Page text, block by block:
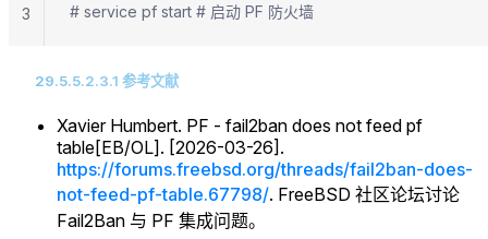
# service pf start # 启动 PF 防火墙
3
29.5.5.2.3.1 参考文献
Xavier Humbert. PF - fail2ban does not feed pf
table[EB/OL]. [2026-03-26].
https://forums.freebsd.org/threads/fail2ban-does-
not-feed-pf-table.67798/. FreeBSD 社区论坛讨论
Fail2Ban 与 PF 集成问题。